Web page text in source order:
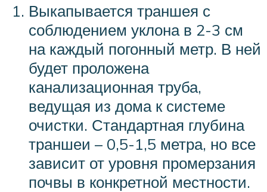
Выкапывается траншея с
соблюдением уклона в 2-3 см
на каждый погонный метр. В ней
будет проложена
канализационная труба,
ведущая из дома к системе
очистки. Стандартная глубина
траншеи – 0,5-1,5 метра, но все
зависит от уровня промерзания
почвы в конкретной местности.